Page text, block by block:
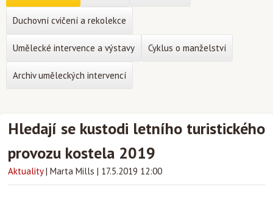
Hledají se kustodi letního turistického
provozu kostela 2019
Aktuality | Marta Mills | 17.5.2019 12:00
Duchovní cvičení a rekolekce
Umělecké intervence a výstavy Cyklus o manželství
Archiv uměleckých intervencí